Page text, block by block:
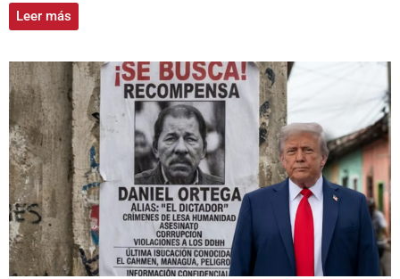
Leer más